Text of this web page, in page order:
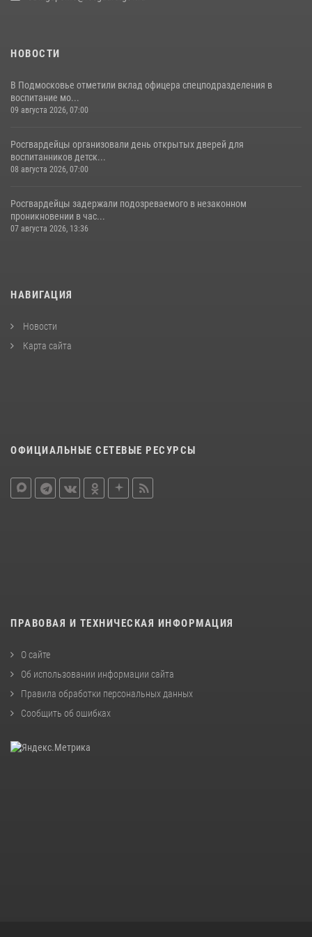
НОВОСТИ
В Подмосковье отметили вклад офицера спецподразделения в
воспитание мо...
09 августа 2026, 07:00
Росгвардейцы организовали день открытых дверей для
воспитанников детск...
08 августа 2026, 07:00
Росгвардейцы задержали подозреваемого в незаконном
проникновении в час...
07 августа 2026, 13:36
НАВИГАЦИЯ
Новости
Карта сайта
ОФИЦИАЛЬНЫЕ СЕТЕВЫЕ РЕСУРСЫ
ПРАВОВАЯ И ТЕХНИЧЕСКАЯ ИНФОРМАЦИЯ
О сайте
Об использовании информации сайта
Правила обработки персональных данных
Сообщить об ошибках